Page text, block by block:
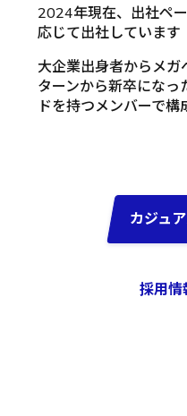
2024年現在、出社ペ
応じて出社しています
大企業出身者からメ
ターンから新卒になっ
ドを持つメンバーで構
カジュ
採用情